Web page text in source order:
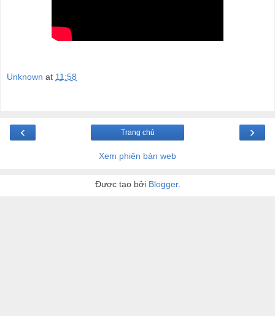
Unknown at 11:58
‹ ›
Trang chủ
Xem phiên bản web
Được tạo bởi Blogger.